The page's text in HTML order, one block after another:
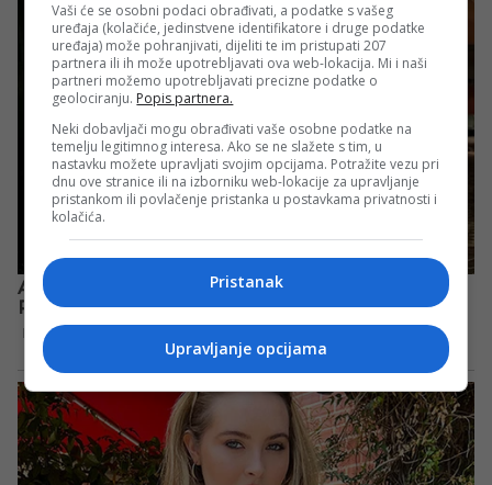
Vaši će se osobni podaci obrađivati, a podatke s vašeg
uređaja (kolačiće, jedinstvene identifikatore i druge podatke
uređaja) može pohranjivati, dijeliti te im pristupati 207
partnera ili ih može upotrebljavati ova web-lokacija. Mi i naši
partneri možemo upotrebljavati precizne podatke o
geolociranju. Popis partnera.
Neki dobavljači mogu obrađivati vaše osobne podatke na
temelju legitimnog interesa. Ako se ne slažete s tim, u
nastavku možete upravljati svojim opcijama. Potražite vezu pri
dnu ove stranice ili na izborniku web-lokacije za upravljanje
pristankom ili povlačenje pristanka u postavkama privatnosti i
kolačića.
Pristanak
Upravljanje opcijama